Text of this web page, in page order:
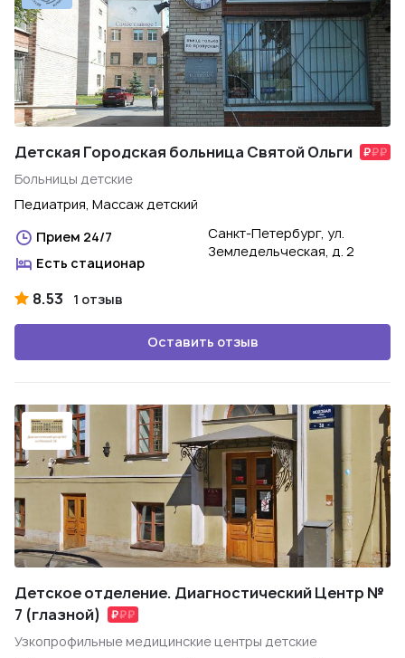
Детская Городская больница Святой Ольги
Больницы детские
Педиатрия, Массаж детский
Прием 24/7
Есть стационар
Санкт-Петербург, ул.
Земледельческая, д. 2
8.53 1 отзыв
Оставить отзыв
Детское отделение. Диагностический Центр №
7 (глазной)
Узкопрофильные медицинские центры детские